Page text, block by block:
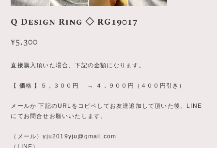
Q Design Ring ◇ RG19017
¥5,300
直接購入頂いた場合、下記の金額になります。
【 価格 】５，３００円 → ４，９００円（４００円引き）
メールか 下記のURLをコピペしてお友達追加して頂いた後、LINE
にてお問合せお願いいたします。
（メール）yju2019yju@gmail.com